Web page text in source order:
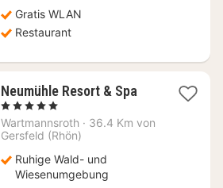
Gratis WLAN
Restaurant
Neumühle Resort & Spa1
ab
, 5 Sterne
Wartmannsroth · 36.4 Km von
Gersfeld (Rhön)
Ruhige Wald- und
Wiesenumgebung